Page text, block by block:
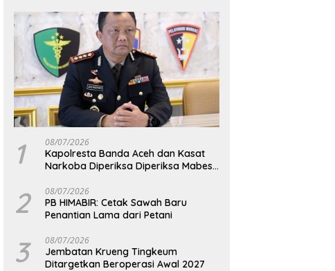
1 08/07/2026
Kapolresta Banda Aceh dan Kasat
Narkoba Diperiksa Diperiksa Mabes
2 08/07/2026
PB HIMABIR: Cetak Sawah Baru
Penantian Lama dari Petani
3 08/07/2026
Jembatan Krueng Tingkeum
Ditargetkan Beroperasi Awal 2027